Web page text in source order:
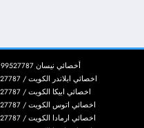
أخصائي نيسان 99527787 خدمة تصليح سيارات نيسان
اخصائي ابلاندر الكويت / 99527787 / كراج تصليح سيارات ابلاندر
اخصائي ابيكا الكويت / 99527787 / كراج تصليح سيارات ابيكا
اخصائي اتوس الكويت / 99527787 / كراج تصليح سيارات اتوس
اخصائي ارمادا الكويت / 99527787 / كراج تصليح سيارات ارمادا